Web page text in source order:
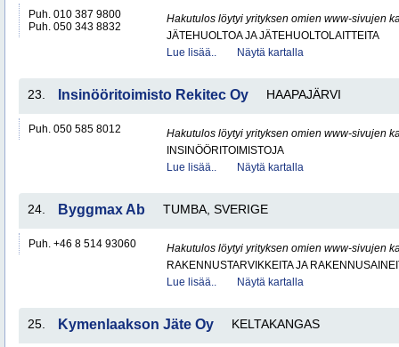
Puh. 010 387 9800
Puh. 050 343 8832
Hakutulos löytyi yrityksen omien www-sivujen
JÄTEHUOLTOA JA JÄTEHUOLTOLAITTEITA
Lue lisää..
Näytä kartalla
23. Insinööritoimisto Rekitec Oy HAAPAJÄRVI
Puh. 050 585 8012
Hakutulos löytyi yrityksen omien www-sivujen
INSINÖÖRITOIMISTOJA
Lue lisää..
Näytä kartalla
24. Byggmax Ab TUMBA, SVERIGE
Puh. +46 8 514 93060
Hakutulos löytyi yrityksen omien www-sivujen
RAKENNUSTARVIKKEITA JA
Lue lisää..
Näytä kartalla
25. Kymenlaakson Jäte Oy KELTAKANGAS